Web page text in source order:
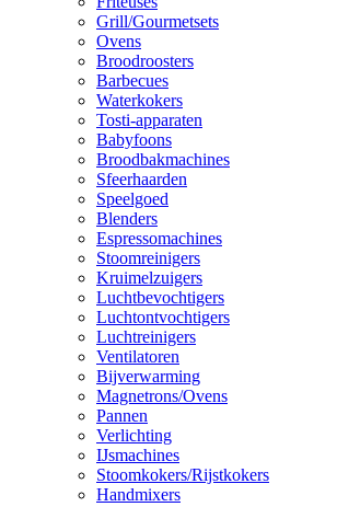
Grill/Gourmetsets
Ovens
Broodroosters
Barbecues
Waterkokers
Tosti-apparaten
Babyfoons
Broodbakmachines
Sfeerhaarden
Speelgoed
Blenders
Espressomachines
Stoomreinigers
Kruimelzuigers
Luchtbevochtigers
Luchtontvochtigers
Luchtreinigers
Ventilatoren
Bijverwarming
Magnetrons/Ovens
Pannen
Verlichting
IJsmachines
Stoomkokers/Rijstkokers
Handmixers